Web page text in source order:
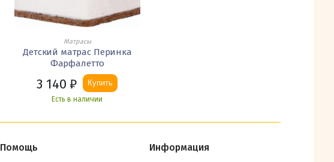
Матрасы
Детский матрас Перинка
Фарфалетто
3 140 ₽ Купить
Есть в наличии
Помощь Информация